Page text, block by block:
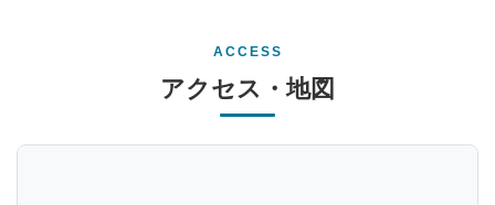
ACCESS
アクセス・地図